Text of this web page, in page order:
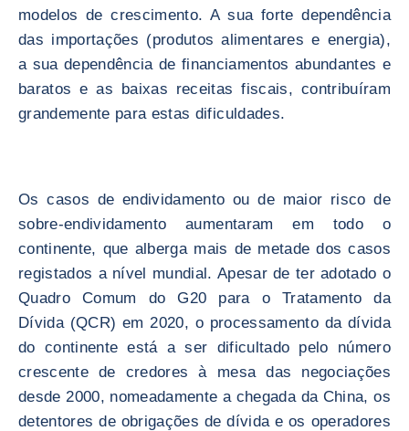
modelos de crescimento. A sua forte dependência
das importações (produtos alimentares e energia),
a sua dependência de financiamentos abundantes e
baratos e as baixas receitas fiscais, contribuíram
grandemente para estas dificuldades.
Os casos de endividamento ou de maior risco de
sobre-endividamento aumentaram em todo o
continente, que alberga mais de metade dos casos
registados a nível mundial. Apesar de ter adotado o
Quadro Comum do G20 para o Tratamento da
Dívida (QCR) em 2020, o processamento da dívida
do continente está a ser dificultado pelo número
crescente de credores à mesa das negociações
desde 2000, nomeadamente a chegada da China, os
detentores de obrigações de dívida e os operadores